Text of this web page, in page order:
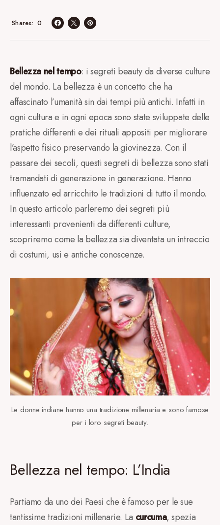
0
Shares
Bellezza nel tempo: i segreti beauty da diverse culture
del mondo. La bellezza è un concetto che ha
affascinato l’umanità sin dai tempi più antichi. Infatti in
ogni cultura e in ogni epoca sono state sviluppate delle
pratiche differenti e dei rituali appositi per migliorare
l’aspetto fisico preservando la giovinezza. Con il
passare dei secoli, questi segreti di bellezza sono stati
tramandati di generazione in generazione. Hanno
influenzato ed arricchito le tradizioni di tutto il mondo.
In questo articolo parleremo dei segreti più
interessanti provenienti da differenti culture,
scopriremo come la bellezza sia diventata un intreccio
di costumi, usi e antiche conoscenze.
Le donne indiane hanno una tradizione millenaria e sono famose
per i loro segreti beauty.
Bellezza nel tempo: L’India
Partiamo da uno dei Paesi che è famoso per le sue
tantissime tradizioni millenarie. La curcuma, spezia